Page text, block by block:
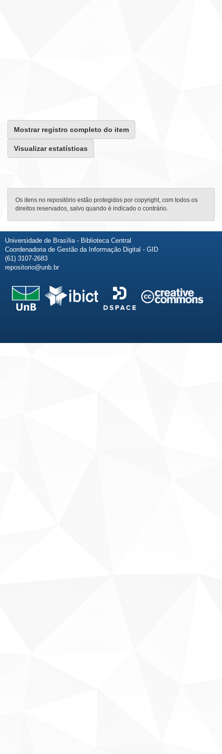
Mostrar registro completo do item
Visualizar estatísticas
Os itens no repositório estão protegidos por copyright, com todos os
direitos reservados, salvo quando é indicado o contrário.
Universidade de Brasília - Biblioteca Central
Coordenadoria de Gestão da Informação Digital - GID
(61) 3107-2683
repositorio@unb.br